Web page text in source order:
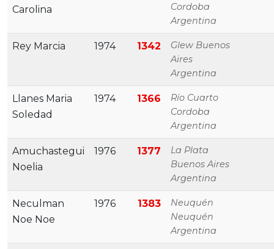
Carolina
Cordoba
Argentina
Rey Marcia 1974 1342
Glew Buenos
Aires
Argentina
Llanes Maria
Soledad
1974 1366
Río Cuarto
Cordoba
Argentina
Amuchastegui
Noelia
1976 1377
La Plata
Buenos Aires
Argentina
Neculman
Noe Noe
1976 1383
Neuquén
Neuquén
Argentina